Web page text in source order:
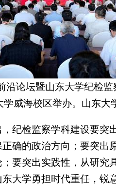
沿论坛暨山东大学纪检监
学威海校区举办。山东大
检监察学科建设要突
确的政治方向；要突出
要突出实践性，从研究
大学勇担时代重任，锐